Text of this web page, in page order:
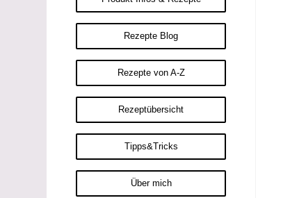
Rezepte Blog
Rezepte von A-Z
Rezeptübersicht
Tipps&Tricks
Über mich